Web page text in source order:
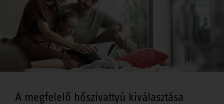
A megfelelő hőszivattyú kiválasztása